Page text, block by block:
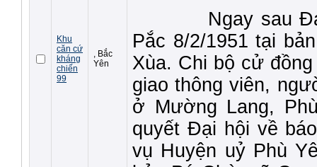
Khu
căn cứ
kháng
chiến
99
, Bắc
Yên
Ngay sau Đại
Pắc 8/2/1951 tại
Xùa. Chi bộ cử
giao thông viên,
ở Mường Lang,
quyết Đại hội về
vụ Huyện uỷ Phù